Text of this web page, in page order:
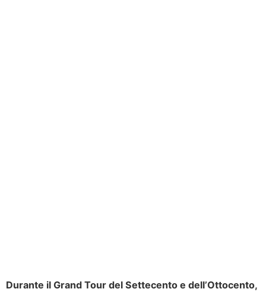
Durante il Grand Tour del Settecento e dell’Ottocento,